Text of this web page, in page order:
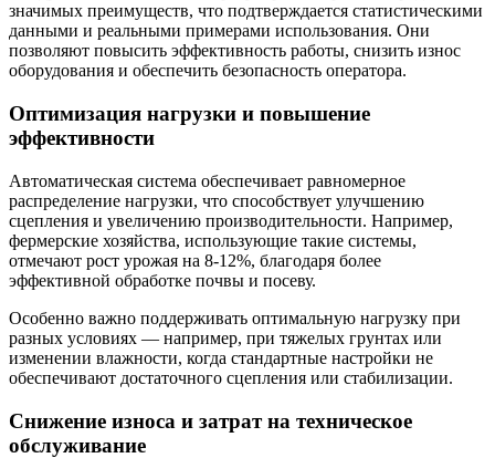
значимых преимуществ, что подтверждается статистическими
данными и реальными примерами использования. Они
позволяют повысить эффективность работы, снизить износ
оборудования и обеспечить безопасность оператора.
Оптимизация нагрузки и повышение
эффективности
Автоматическая система обеспечивает равномерное
распределение нагрузки, что способствует улучшению
сцепления и увеличению производительности. Например,
фермерские хозяйства, использующие такие системы,
отмечают рост урожая на 8-12%, благодаря более
эффективной обработке почвы и посеву.
Особенно важно поддерживать оптимальную нагрузку при
разных условиях — например, при тяжелых грунтах или
изменении влажности, когда стандартные настройки не
обеспечивают достаточного сцепления или стабилизации.
Снижение износа и затрат на техническое
обслуживание